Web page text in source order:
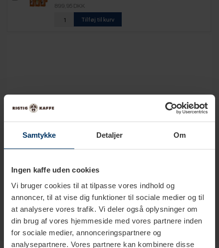
Samtykke Detaljer Om
Ingen kaffe uden cookies
Vi bruger cookies til at tilpasse vores indhold og
annoncer, til at vise dig funktioner til sociale medier og til
at analysere vores trafik. Vi deler også oplysninger om
din brug af vores hjemmeside med vores partnere inden
for sociale medier, annonceringspartnere og
analysepartnere. Vores partnere kan kombinere disse
899,95 DKK
Tilføj til kurv
Materiale